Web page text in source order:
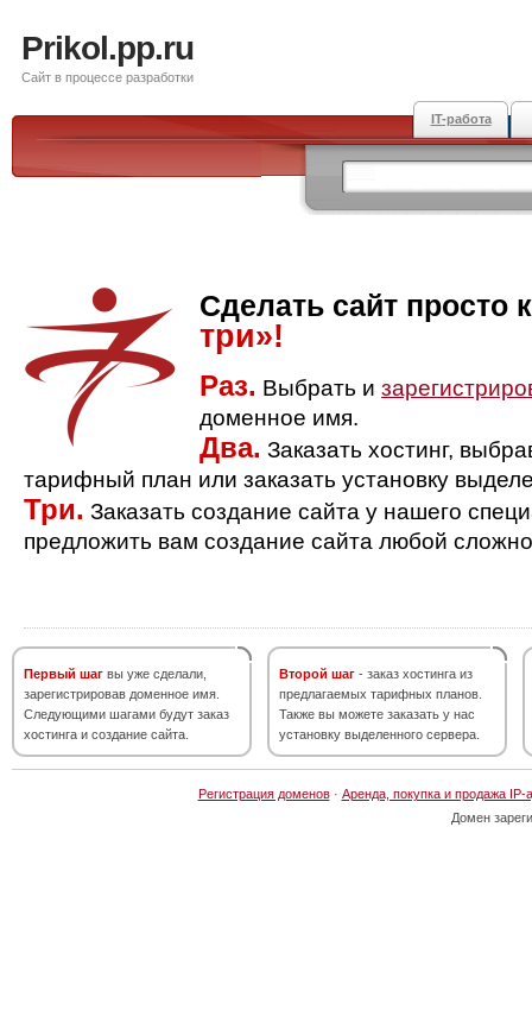
Prikol.pp.ru
Сайт в процессе разработки
IT-работа
Сделать сайт просто
три»!
Раз. Выбрать и
доменное имя.
Два. Заказать хостинг,
тарифный план или заказать установку
Три. Заказать создание сайта у нашего
предложить вам создание сайта любой
Первый шаг вы уже сделали,
зарегистрировав доменное имя.
Следующими шагами будут заказ
хостинга и создание сайта.
Второй шаг - заказ хостинга из
предлагаемых тарифных планов.
Также вы можете заказать у нас
установку выделенного сервера.
Регистрация доменов· Аренда, покупка и продажа IP-
Домен